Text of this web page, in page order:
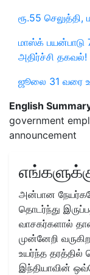
ரூ.55 செலுத்தி,
மாஸ்க் பயன்பாடு
அதிர்ச்சி தகவல்!
ஜூலை 31 வரை
English
government
announcement
அன்பான
தொடர்ந்து
வாசகர்களால்
முன்னேறி
உயர்ந்த தரத்தில்
இந்தியாவின்